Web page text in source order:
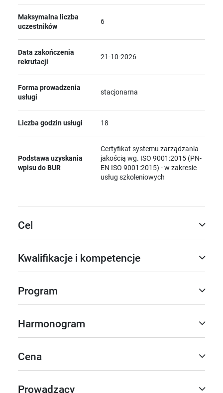
Maksymalna liczba
uczestników
6
Data zakończenia
rekrutacji
21-10-2026
Forma prowadzenia
usługi
stacjonarna
Liczba godzin usługi 18
Podstawa uzyskania
wpisu do BUR
Certyfikat systemu zarządzania
jakością wg. ISO 9001:2015 (PN-
EN ISO 9001:2015) - w zakresie
usług szkoleniowych
Cel
Kwalifikacje i kompetencje
Program
Harmonogram
Cena
Prowadzący